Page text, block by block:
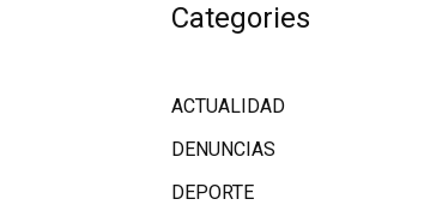
Categories
ACTUALIDAD
DENUNCIAS
DEPORTE